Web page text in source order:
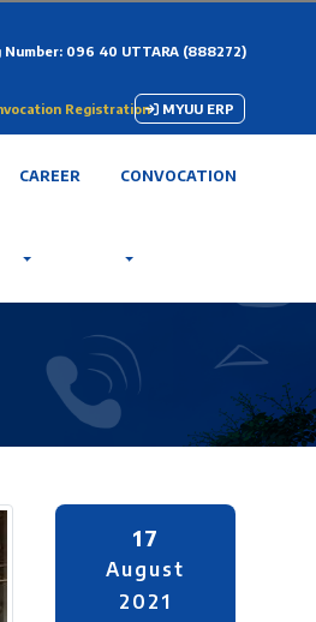
096 40 UTTARA (888272)
Registration MYUU ERP
CAREER CONVOCATION
17
August
2021